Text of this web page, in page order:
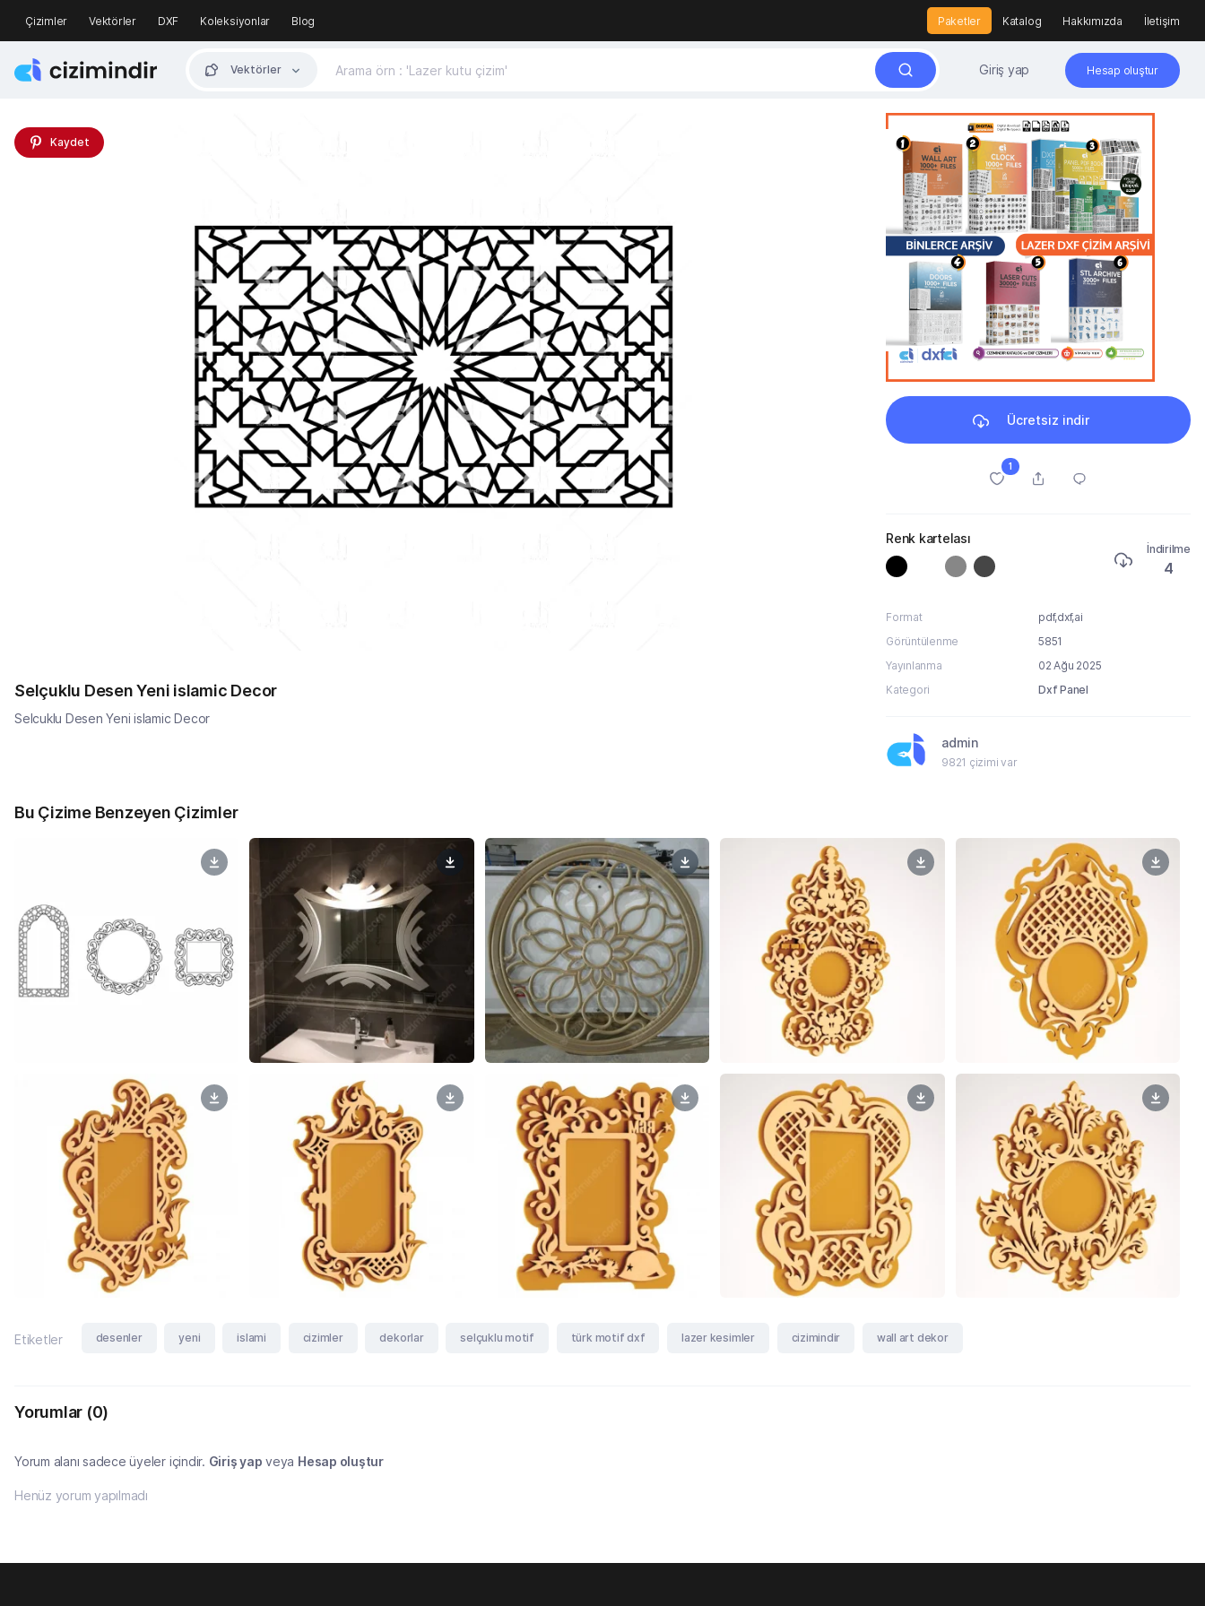
Çizimler Vektörler DXF Koleksiyonlar Blog Paketler Katalog Hakkımızda İletişim
Vektörler Giriş yap Hesap oluştur
Kaydet
Selçuklu Desen Yeni islamic Decor
Selcuklu Desen Yeni islamic Decor
Ücretsiz indir
1
Renk kartelası
İndirilme
4
Format
pdf,dxf,ai
Görüntülenme
5851
Yayınlanma
02 Ağu 2025
Kategori
Dxf Panel
admin
9821 çizimi var
Bu Çizime Benzeyen Çizimler
Etiketler desenler yeni islami cizimler dekorlar selçuklu motif türk motif dxf lazer kesimler cizimindir wall art dekor
Yorumlar (0)
Yorum alanı sadece üyeler içindir. Giriş yap veya Hesap oluştur
Henüz yorum yapılmadı